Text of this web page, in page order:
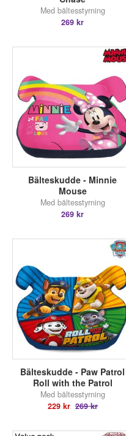
Med bältesstyrning
269 kr
Bälteskudde - Minnie
Mouse
Med bältesstyrning
269 kr
Bälteskudde - Paw Patrol
Roll with the Patrol
Med bältesstyrning
229 kr 269 kr